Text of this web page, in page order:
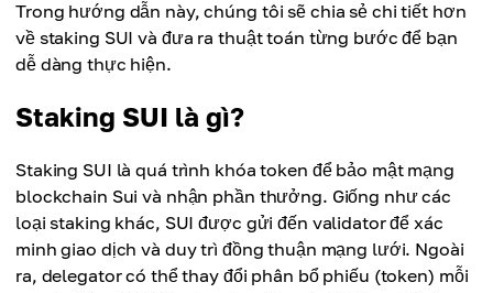
Trong hướng dẫn này, chúng tôi sẽ chia sẻ chi tiết hơn
về staking SUI và đưa ra thuật toán từng bước để bạn
dễ dàng thực hiện.
Staking SUI là gì?
Staking SUI là quá trình khóa token để bảo mật mạng
blockchain Sui và nhận phần thưởng. Giống như các
loại staking khác, SUI được gửi đến validator để xác
minh giao dịch và duy trì đồng thuận mạng lưới. Ngoài
ra, delegator có thể thay đổi phân bổ phiếu (token) mỗi